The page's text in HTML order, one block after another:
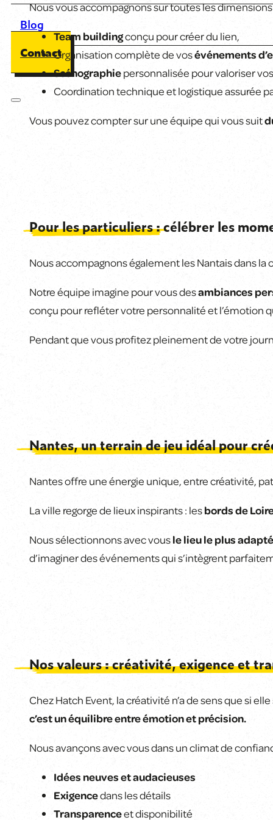
Blog
Contact
Nous vous accompagnons sur toutes les
Team buildingconçu pour créer du lien,
Organisation complète de vosévénements
Scénographiepersonnalisée pour valoriser
Coordination technique et logistique assurée
Vous pouvez compter sur une équipe qui vous suit
Pour les particuliers :célébrer les
Nous accompagnons également les Nantais dans la
Notre équipe imagine pour vous desambiances
conçu pour refléter votre personnalité et l’émotion
Pendant que vous profitez pleinement de votre
Nantes, un terrain de jeu idéal pour
Nantes offre une énergie unique, entre créativité,
La ville regorge de lieux inspirants : lesbords de
Nous sélectionnons avec vousle lieu le plus adapté
d’imaginer des événements qui s’intègrent
Nos valeurs : créativité, exigence et
Chez Hatch Event, la créativité n’a de sens que si
c’est un équilibre entre émotion et précision.
Nous avançons avec vous dans un climat de
Idées neuves et audacieuses
Exigencedans les détails
Transparenceet disponibilité